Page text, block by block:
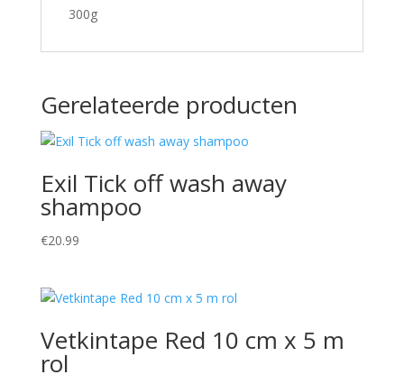
300g
Gerelateerde producten
Exil Tick off wash away
shampoo
€20.99
Vetkintape Red 10 cm x 5 m
rol